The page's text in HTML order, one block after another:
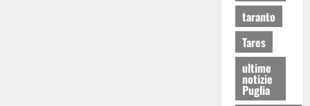
taranto
Tares
ultime
notizie
Puglia